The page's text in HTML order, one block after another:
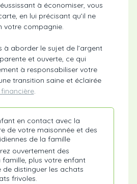
à économiser, vous
en lui précisant qu’il ne
votre compagnie.
à aborder le sujet de l’argent
et ouverte, ce qui
à responsabiliser votre
transition saine et éclairée
.
en contact avec la
de votre maisonnée et des
de la famille
ouvertement des
famille, plus votre enfant
de distinguer les achats
frivoles.